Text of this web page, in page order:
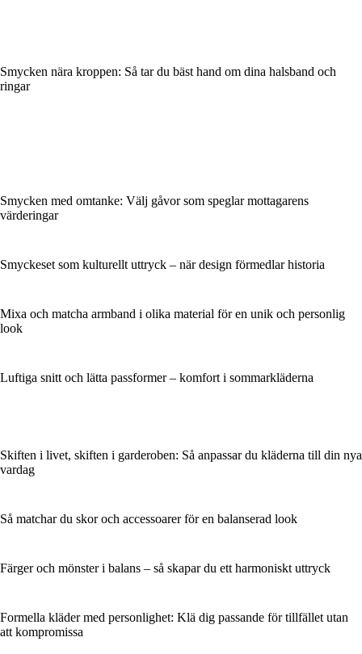
Smycken nära kroppen: Så tar du bäst hand om dina halsband och
ringar
Smycken med omtanke: Välj gåvor som speglar mottagarens
värderingar
Smyckeset som kulturellt uttryck – när design förmedlar historia
Mixa och matcha armband i olika material för en unik och personlig
look
Luftiga snitt och lätta passformer – komfort i sommarkläderna
Skiften i livet, skiften i garderoben: Så anpassar du kläderna till din nya
vardag
Så matchar du skor och accessoarer för en balanserad look
Färger och mönster i balans – så skapar du ett harmoniskt uttryck
Formella kläder med personlighet: Klä dig passande för tillfället utan
att kompromissa